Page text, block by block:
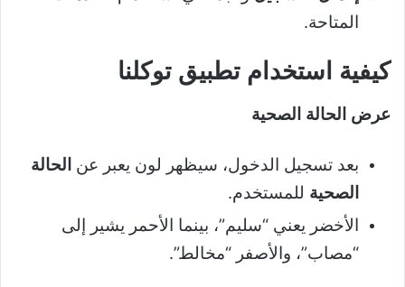
المتاحة.
كيفية استخدام تطبيق توكلنا
عرض الحالة الصحية
بعد تسجيل الدخول، سيظهر لون يعبر عن الحالة
الصحية للمستخدم.
الأخضر يعني “سليم”، بينما الأحمر يشير إلى
“مصاب”، والأصفر “مخالط”.